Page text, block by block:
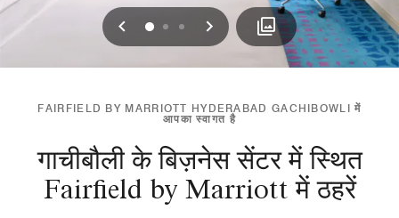
पिछला
0 1 2 अगला
FAIRFIELD BY MARRIOTT HYDERABAD GACHIBOWLI में
आपका स्वागत है
गाचीबौली के बिज़नेस सेंटर में स्थित
Fairfield by Marriott में ठहरें